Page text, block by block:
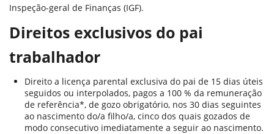
Inspeção-geral de Finanças (IGF).
Direitos exclusivos do pai
trabalhador
Direito a licença parental exclusiva do pai de 15 dias úteis
seguidos ou interpolados, pagos a 100 % da remuneração
de referência*, de gozo obrigatório, nos 30 dias seguintes
ao nascimento do/a filho/a, cinco dos quais gozados de
modo consecutivo imediatamente a seguir ao nascimento.